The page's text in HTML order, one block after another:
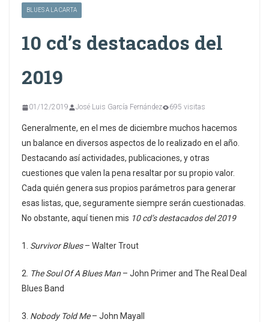
BLUES A LA CARTA
10 cd’s destacados del
2019
01/12/2019 José Luis García Fernández 695 visitas
Generalmente, en el mes de diciembre muchos hacemos
un balance en diversos aspectos de lo realizado en el año.
Destacando así actividades, publicaciones, y otras
cuestiones que valen la pena resaltar por su propio valor.
Cada quién genera sus propios parámetros para generar
esas listas, que, seguramente siempre serán cuestionadas.
No obstante, aquí tienen mis 10 cd’s destacados del 2019
1. Survivor Blues– Walter Trout
2. The Soul Of A Blues Man – John Primer and The Real Deal
Blues Band
3. Nobody Told Me– John Mayall